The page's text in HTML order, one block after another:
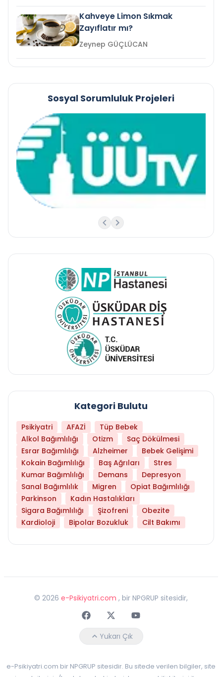
Kahveye Limon Sıkmak
Zayıflatır mı?
Zeynep GÜÇLÜCAN
Sosyal Sorumluluk Projeleri
Kategori Bulutu
Psikiyatri AFAZİ
Tüp Bebek
Alkol Bağımlılığı
Otizm
Saç Dökülmesi
Esrar Bağımlılığı
Alzheimer
Bebek Gelişimi
Kokain Bağımlılığı
Baş Ağrıları
Stres
Kumar Bağımlılığı
Demans
Depresyon
Sanal Bağımlılık
Migren
Opiat Bağımlılığı
Parkinson
Kadın Hastalıkları
Sigara Bağımlılığı
Şizofreni
Obezite
Kardioloji
Bipolar Bozukluk Cilt Bakımı
© 2026 e-Psikiyatri.com , bir NPGRUP sitesidir,
FaceebokTwitterYoutube
Yukarı Çık
e-Psikiyatri.com bir NPGRUP sitesidir. Bu sitede verilen bilgiler, site